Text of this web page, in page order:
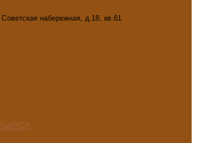
набережная, д.18, кв.61